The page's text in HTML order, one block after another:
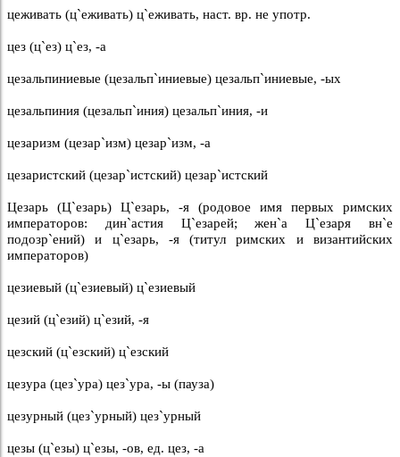
цеживать (ц`еживать) ц`еживать, наст. вр. не употр.
цез (ц`ез) ц`ез, -а
цезальпиниевые (цезальп`иниевые) цезальп`иниевые, -ых
цезальпиния (цезальп`иния) цезальп`иния, -и
цезаризм (цезар`изм) цезар`изм, -а
цезаристский (цезар`истский) цезар`истский
Цезарь (Ц`езарь) Ц`езарь, -я (родовое имя первых римских
императоров: дин`астия Ц`езарей; жен`а Ц`езаря вн`е
подозр`ений) и ц`езарь, -я (титул римских и византийских
императоров)
цезиевый (ц`езиевый) ц`езиевый
цезий (ц`езий) ц`езий, -я
цезский (ц`езский) ц`езский
цезура (цез`ура) цез`ура, -ы (пауза)
цезурный (цез`урный) цез`урный
цезы (ц`езы) ц`езы, -ов, ед. цез, -а